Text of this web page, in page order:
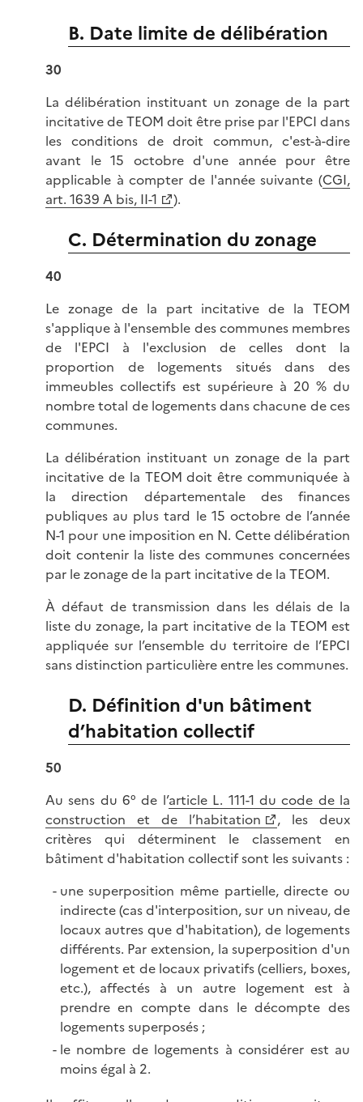
B. Date limite de délibération
30
La délibération instituant un zonage de la part
incitative de TEOM doit être prise par l'EPCI dans
les conditions de droit commun, c'est-à-dire
avant le 15 octobre d'une année pour être
applicable à compter de l'année suivante (CGI,
art. 1639 A bis, II-1
).
C. Détermination du zonage
40
Le zonage de la part incitative de la TEOM
s'applique à l'ensemble des communes membres
de l'EPCI à l'exclusion de celles dont la
proportion de logements situés dans des
immeubles collectifs est supérieure à 20 % du
nombre total de logements dans chacune de ces
communes.
La délibération instituant un zonage de la part
incitative de la TEOM doit être communiquée à
la direction départementale des finances
publiques au plus tard le 15 octobre de l’année
N-1 pour une imposition en N. Cette délibération
doit contenir la liste des communes concernées
par le zonage de la part incitative de la TEOM.
À défaut de transmission dans les délais de la
liste du zonage, la part incitative de la TEOM est
appliquée sur l’ensemble du territoire de l’EPCI
sans distinction particulière entre les communes.
D. Définition d'un bâtiment
d’habitation collectif
50
Au sens du 6° de l’article L. 111-1 du code de la
construction et de l’habitation
, les deux
critères qui déterminent le classement en
bâtiment d'habitation collectif sont les suivants :
une superposition même partielle, directe ou
indirecte (cas d'interposition, sur un niveau, de
locaux autres que d'habitation), de logements
différents. Par extension, la superposition d'un
logement et de locaux privatifs (celliers, boxes,
etc.), affectés à un autre logement est à
prendre en compte dans le décompte des
logements superposés ;
le nombre de logements à considérer est au
moins égal à 2.